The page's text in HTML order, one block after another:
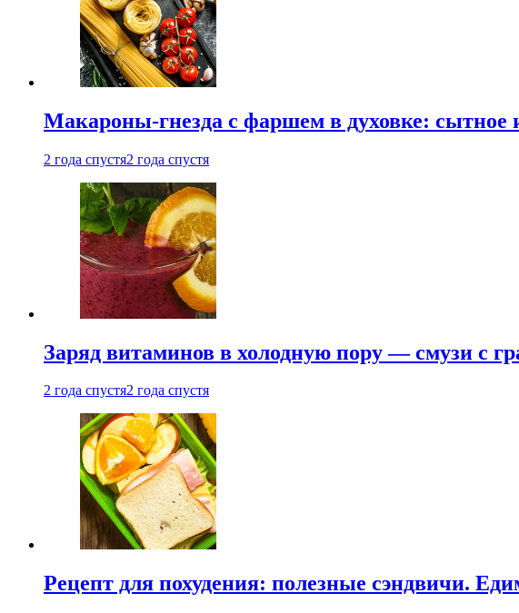
Макароны-гнезда с фаршем в духовке:
2 года спустя2 года спустя
Заряд витаминов в холодную пору — смузи с
2 года спустя2 года спустя
Рецепт для похудения: полезные сэндвичи.